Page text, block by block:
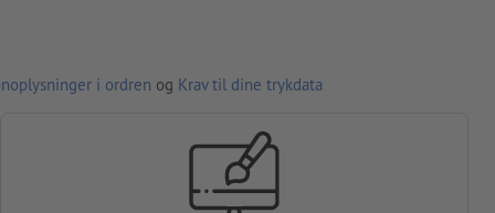
i ordren og Krav til dine trykdata